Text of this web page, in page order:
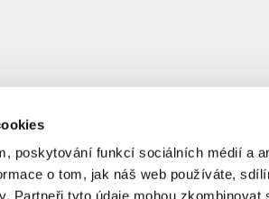
poskytování funkcí sociálních médií a
o tom, jak náš web používáte,
Partneři tyto údaje mohou